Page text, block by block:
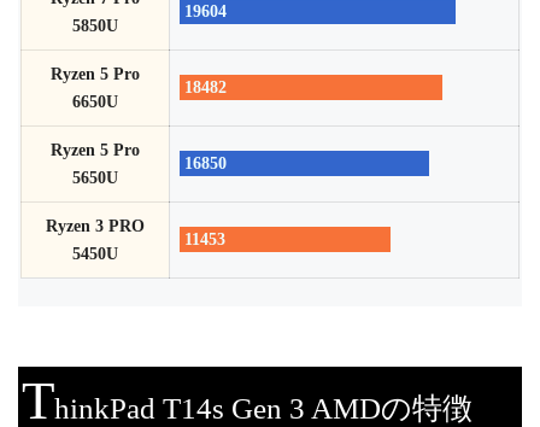
5850U
19604
Ryzen 5 Pro
6650U
18482
Ryzen 5 Pro
5650U
16850
Ryzen 3 PRO
5450U
11453
ThinkPad T14s Gen 3 AMDの特徴